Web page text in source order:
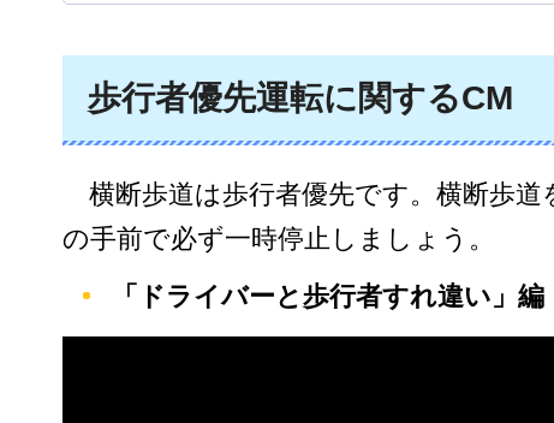
歩行者優先運転に関するCM
横断歩道は歩行者優先です。横断歩
の手前で必ず一時停止しましょう。
「ドライバーと歩行者すれ違い」編